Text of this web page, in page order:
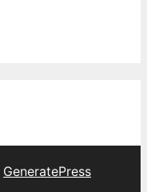
GeneratePress